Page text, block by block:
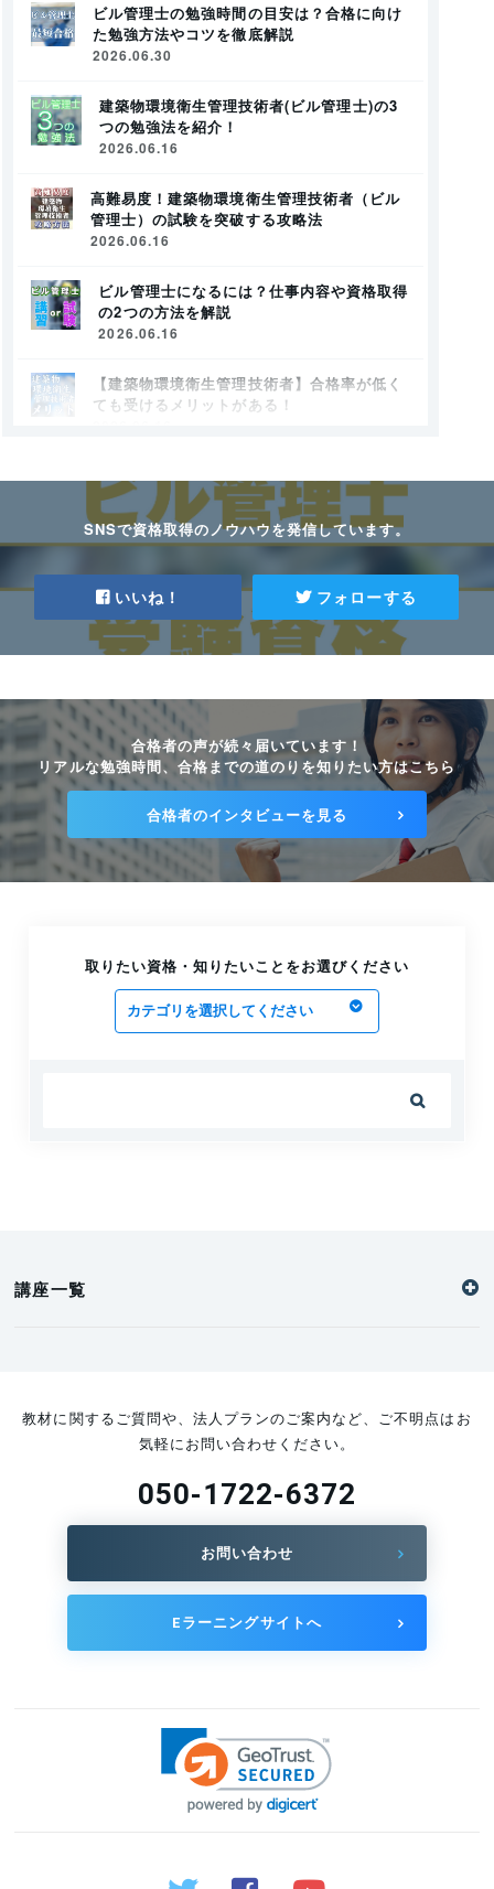
ビル管理士の勉強時間の目安は？合格に向け
た勉強方法やコツを徹底解説
2026.06.30
建築物環境衛生管理技術者(ビル管理士)の3
つの勉強法を紹介！
2026.06.16
高難易度！建築物環境衛生管理技術者（ビル
管理士）の試験を突破する攻略法
2026.06.16
ビル管理士になるには？仕事内容や資格取得
の2つの方法を解説
2026.06.16
【建築物環境衛生管理技術者】合格率が低く
ても受けるメリットがある！
建築物環境衛生管理技術者の試験内容と申込
方法を攻略しよう！
2026.06.16
験日程や申込方法を簡単に解説
2026.06.16
ビル管理士とマンション管理士は「設置義
2026.06.16
ビル管理士の平均年収はおよそ400〜500万
円！キャリアアップ方法も紹介！
2026.06.16
【ビル管理士】全7科目の科目別の勉強ポイ
ントを紹介！
2025.06.11
事内容を紹介します
2025.06.11
ビル管理士の求人例を紹介！勉強法ととも
リを紹介！
2025.06.10
SNSで資格取得のノウハウを発信しています。
いいね！ フォローする
合格者の声が続々届いています！
リアルな勉強時間、合格までの道のりを知りたい方はこちら
合格者のインタビューを見る
取りたい資格・知りたいことをお選びください

講座一覧
教材に関するご質問や、法人プランのご案内など、ご不明点はお
気軽にお問い合わせください。
050-1722-6372
お問い合わせ
Eラーニングサイトへ